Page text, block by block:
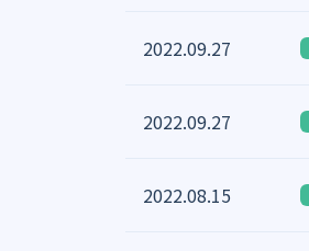
2022.09.27
2022.09.27
2022.08.15